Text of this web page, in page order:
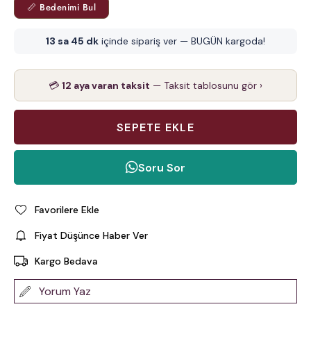
📏 Bedenimi Bul
13 sa 45 dk içinde sipariş ver — BUGÜN kargoda!
💳 12 aya varan taksit — Taksit tablosunu gör ›
Soru Sor
Favorilere Ekle
Fiyat Düşünce Haber Ver
Kargo Bedava
Yorum Yaz